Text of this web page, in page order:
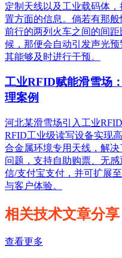
定制天线以及工业载码体
置方面的信息。倘若有那
前行的两列火车之间的间
候，那便会自动引发声光
其能够及时进行干预。
工业RFID赋能滑雪场
理案例
河北某滑雪场引入工业
RFID工业级读写设备实现
合金属环境专用天线，解
问题，支持自助购票、无
信/支付宝支付，并可扩展
与客户体验。
相关技术文章分享
查看更多